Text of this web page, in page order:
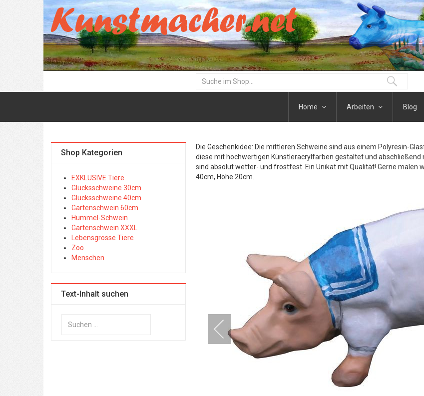
Home Arbeiten Blog
Die Geschenkidee: Die mittleren Schweine sind aus einem Polyresin-
diese mit hochwertigen Künstleracrylfarben gestaltet und
sind absolut wetter- und frostfest. Ein Unikat mit Qualität! Gerne malen
40cm, Höhe 20cm.
Shop Kategorien
EXKLUSIVE Tiere
Glücksschweine 30cm
Glücksschweine 40cm
Gartenschwein 60cm
Hummel-Schwein
Gartenschwein XXXL
Lebensgrosse Tiere
Zoo
Menschen
Text-Inhalt suchen